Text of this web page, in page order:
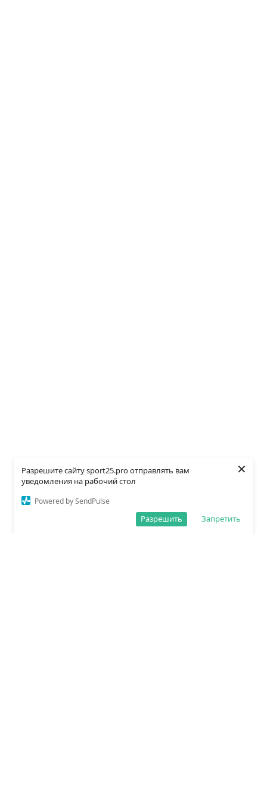
Разрешите сайту sport25.pro отправлять вам
уведомления на рабочий стол
Powered by SendPulse
Запретить
Разрешить
×